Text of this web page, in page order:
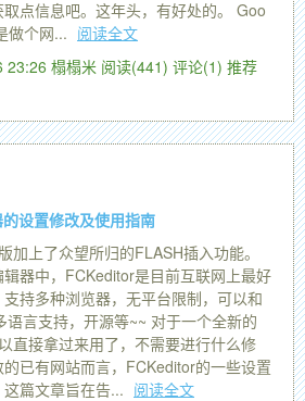
点信息吧。这年头，有好处的。 Goo
做个网... 阅读全文
23:26 榻榻米 阅读(441) 评论(1) 推荐
设置修改及使用指南
加上了众望所归的FLASH插入功能。
器中，FCKeditor是目前互联网上最好
持多种浏览器，无平台限制，可以和
语言支持，开源等~~ 对于一个全新的
直接拿过来用了，不需要进行什么修
已有网站而言，FCKeditor的一些设置
篇文章旨在告... 阅读全文